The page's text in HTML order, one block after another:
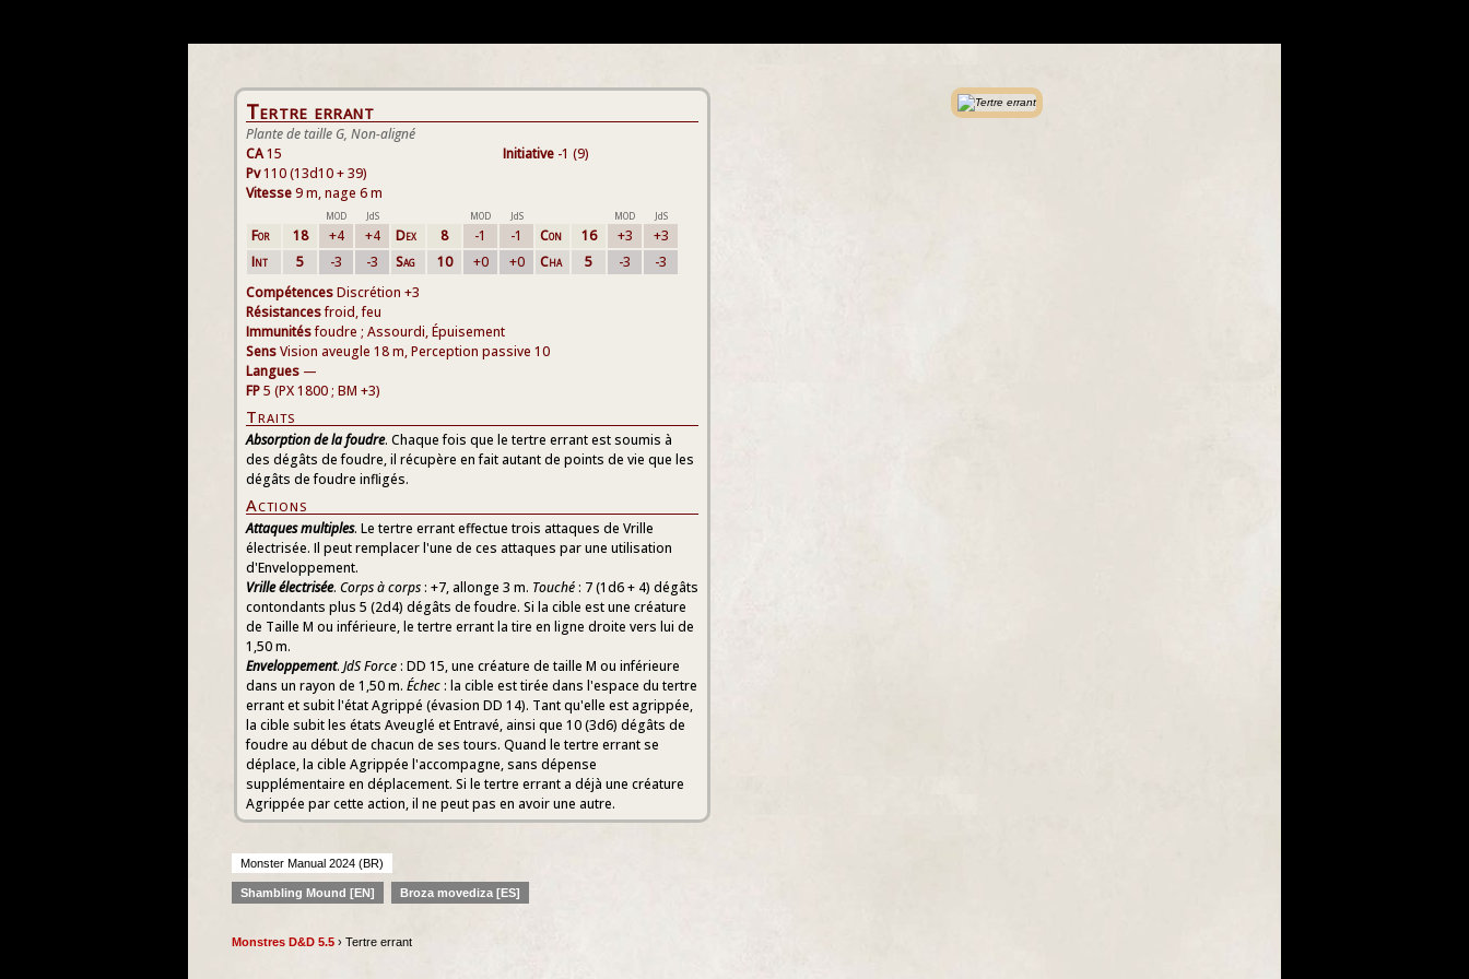
Tertre errant
Plante de taille G, Non-aligné
Initiative -1 (9)
CA15
Pv110 (13d10 + 39)
Vitesse9 m, nage 6 m
MOD JdS MOD JdS MOD JdS
For 18 +4 +4 Dex 8 -1 -1 Con 16 +3
+3
Int
5 -3 -3 Sag 10 +0 +0 Cha 5 -3
-3
CompétencesDiscrétion +3
Résistancesfroid, feu
Immunitésfoudre ; Assourdi, Épuisement
SensVision aveugle 18 m, Perception passive 10
Langues —
FP5 (PX 1800 ; BM +3)
Traits
Absorption de la foudre. Chaque fois que le tertre errant est soumis à
des dégâts de foudre, il récupère en fait autant de points de vie que les
dégâts de foudre infligés.
Actions
Attaques multiples. Le tertre errant effectue trois attaques de Vrille
électrisée. Il peut remplacer l'une de ces attaques par une utilisation
d'Enveloppement.
Vrille électrisée. Corps à corps: +7, allonge 3 m. Touché: 7 (1d6 + 4) dégâts
contondants plus 5 (2d4) dégâts de foudre. Si la cible est une créature
de Taille M ou inférieure, le tertre errant la tire en ligne droite vers lui de
1,50 m.
Enveloppement. JdS Force: DD 15, une créature de taille M ou inférieure
dans un rayon de 1,50 m. Échec: la cible est tirée dans l'espace du tertre
errant et subit l'état Agrippé (évasion DD 14). Tant qu'elle est agrippée,
la cible subit les états Aveuglé et Entravé, ainsi que 10 (3d6) dégâts de
foudre au début de chacun de ses tours. Quand le tertre errant se
déplace, la cible Agrippée l'accompagne, sans dépense
supplémentaire en déplacement. Si le tertre errant a déjà une créature
Agrippée par cette action, il ne peut pas en avoir une autre.
Monster Manual 2024 (BR)
Shambling Mound [EN] Broza movediza [ES]
Monstres D&D 5.5 › Tertre errant